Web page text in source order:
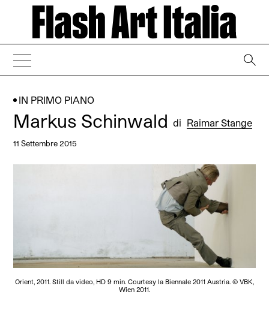
IN PRIMO PIANO
Markus Schinwalddi Raimar Stange
11 Settembre 2015
Orient, 2011. Still da video, HD 9 min. Courtesy la Biennale 2011 Austria. © VBK,
Wien 2011.